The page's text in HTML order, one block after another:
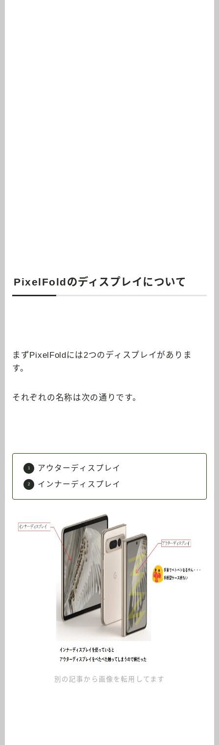
PixelFoldのディスプレイについて
まずPixelFoldには2つのディスプレイがありま
す。
それぞれの名称は次の通りです。
アウターディスプレイ
インナーディスプレイ
別の記事から画像を転用してます